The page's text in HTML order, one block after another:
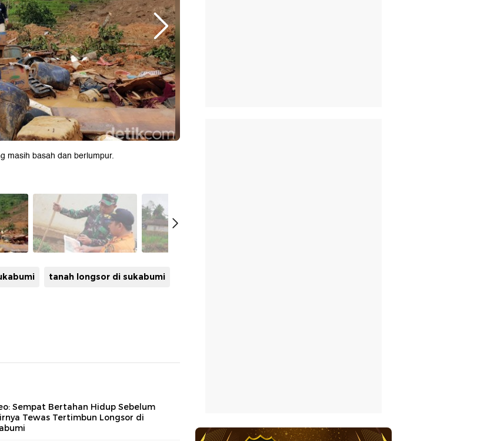
masih basah dan berlumpur.
tanah longsor di sukabumi
Sempat Bertahan Hidup Sebelum
Tewas Tertimbun Longsor di